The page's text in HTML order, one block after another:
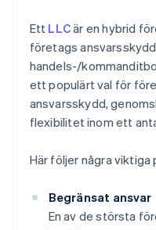
Ett LLCär en hybrid
företags
handels-/
ett populärt val för
ansvarsskydd,
flexibilitet inom ett
Här följer några viktiga
Begränsat ansvar
En av de största